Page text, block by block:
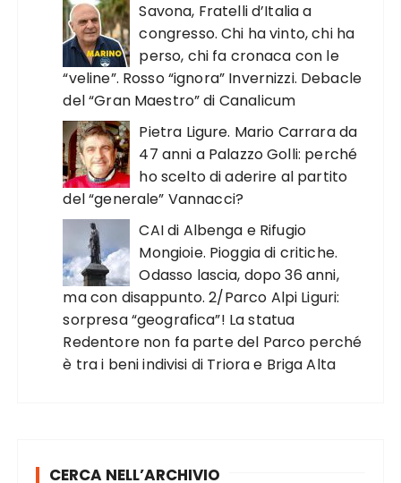
Savona, Fratelli d’Italia a
congresso. Chi ha vinto, chi ha
perso, chi fa cronaca con le
“veline”. Rosso “ignora” Invernizzi. Debacle
del “Gran Maestro” di Canalicum
Pietra Ligure. Mario Carrara da
47 anni a Palazzo Golli: perché
ho scelto di aderire al partito
del “generale” Vannacci?
CAI di Albenga e Rifugio
Mongioie. Pioggia di critiche.
Odasso lascia, dopo 36 anni,
ma con disappunto. 2/Parco Alpi Liguri:
sorpresa “geografica”! La statua
Redentore non fa parte del Parco perché
è tra i beni indivisi di Triora e Briga Alta
CERCA NELL’ARCHIVIO